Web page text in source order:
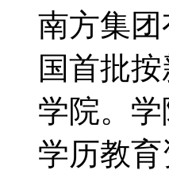
南方集
国首批
学院。
学历教